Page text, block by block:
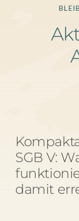
SGB V:
damit